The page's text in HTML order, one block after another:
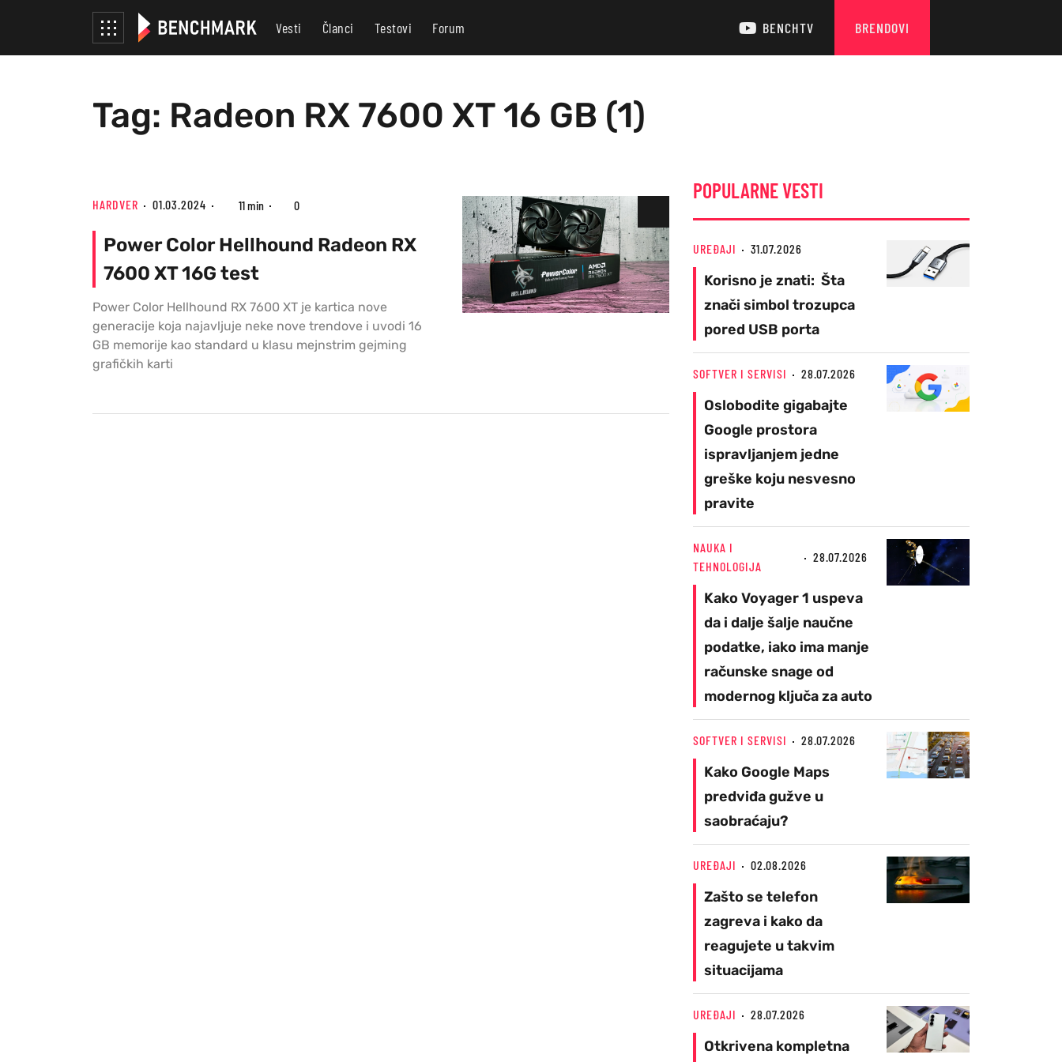
Vesti Članci Testovi Forum BENCHTV BRENDOVI
Tag: Radeon RX 7600 XT 16 GB (1)
HARDVER 01.03.2024 11 min 0
Power Color Hellhound Radeon RX
7600 XT 16G test
Power Color Hellhound RX 7600 XT je kartica nove
generacije koja najavljuje neke nove trendove i uvodi 16
GB memorije kao standard u klasu mejnstrim gejming
grafičkih karti
POPULARNE VESTI
UREĐAJI 31.07.2026
Korisno je znati: Šta
znači simbol trozupca
pored USB porta
SOFTVER I SERVISI 28.07.2026
Oslobodite gigabajte
Google prostora
ispravljanjem jedne
greške koju nesvesno
pravite
NAUKA I
TEHNOLOGIJA
28.07.2026
Kako Voyager 1 uspeva
da i dalje šalje naučne
podatke, iako ima manje
računske snage od
modernog ključa za auto
SOFTVER I SERVISI 28.07.2026
Kako Google Maps
predviđa gužve u
saobraćaju?
UREĐAJI 02.08.2026
Zašto se telefon
zagreva i kako da
reagujete u takvim
situacijama
UREĐAJI 28.07.2026
Otkrivena kompletna